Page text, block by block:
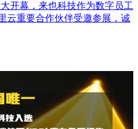
开幕，来也科技作为数字员工
云重要合作伙伴受邀参展，诚